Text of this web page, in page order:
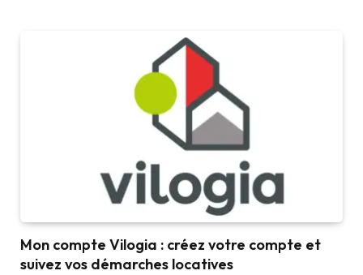
Mon compte Vilogia : créez votre compte et
suivez vos démarches locatives